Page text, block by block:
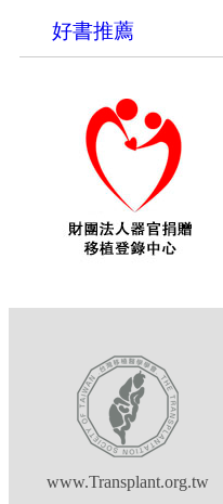
好書推薦
www.Transplant.org.tw